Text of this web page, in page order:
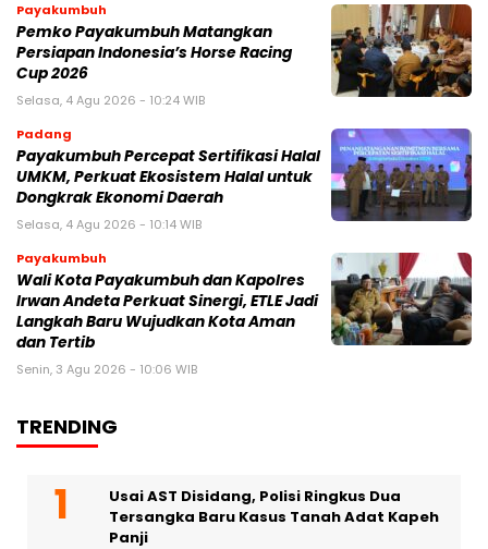
Payakumbuh
Pemko Payakumbuh Matangkan
Persiapan Indonesia’s Horse Racing
Cup 2026
Selasa, 4 Agu 2026 - 10:24 WIB
Padang
Payakumbuh Percepat Sertifikasi Halal
UMKM, Perkuat Ekosistem Halal untuk
Dongkrak Ekonomi Daerah
Selasa, 4 Agu 2026 - 10:14 WIB
Payakumbuh
Wali Kota Payakumbuh dan Kapolres
Irwan Andeta Perkuat Sinergi, ETLE Jadi
Langkah Baru Wujudkan Kota Aman
dan Tertib
Senin, 3 Agu 2026 - 10:06 WIB
TRENDING
Usai AST Disidang, Polisi Ringkus Dua
Tersangka Baru Kasus Tanah Adat Kapeh
Panji